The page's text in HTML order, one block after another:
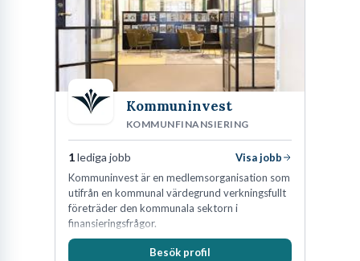
Kommuninvest
KOMMUNFINANSIERING
1lediga jobb
Visa jobb
Kommuninvest är en medlemsorganisation som
utifrån en kommunal värdegrund verkningsfullt
företräder den kommunala sektorn i
finansieringsfrågor.
Besök profil